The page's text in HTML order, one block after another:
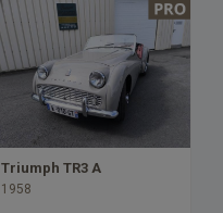
Triumph TR3 A
1958